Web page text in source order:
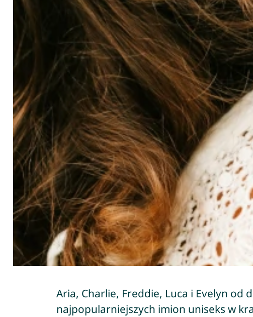
Aria, Charlie, Freddie, Luca i Evelyn od
najpopularniejszych imion uniseks w